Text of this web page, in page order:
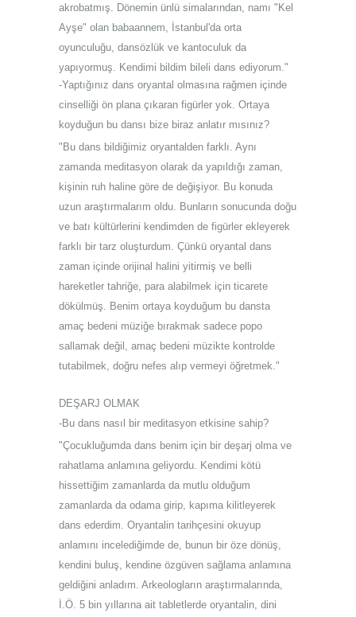
akrobatmış. Dönemin ünlü simalarından, namı "Kel
Ayşe" olan babaannem, İstanbul'da orta
oyunculuğu, dansözlük ve kantoculuk da
yapıyormuş. Kendimi bildim bileli dans ediyorum."
-Yaptığınız dans oryantal olmasına rağmen içinde
cinselliği ön plana çıkaran figürler yok. Ortaya
koyduğun bu dansı bize biraz anlatır mısınız?
"Bu dans bildiğimiz oryantalden farklı. Aynı
zamanda meditasyon olarak da yapıldığı zaman,
kişinin ruh haline göre de değişiyor. Bu konuda
uzun araştırmalarım oldu. Bunların sonucunda doğu
ve batı kültürlerini kendimden de figürler ekleyerek
farklı bir tarz oluşturdum. Çünkü oryantal dans
zaman içinde orijinal halini yitirmiş ve belli
hareketler tahriğe, para alabilmek için ticarete
dökülmüş. Benim ortaya koyduğum bu dansta
amaç bedeni müziğe bırakmak sadece popo
sallamak değil, amaç bedeni müzikte kontrolde
tutabilmek, doğru nefes alıp vermeyi öğretmek."
DEŞARJ OLMAK
-Bu dans nasıl bir meditasyon etkisine sahip?
"Çocukluğumda dans benim için bir deşarj olma ve
rahatlama anlamına geliyordu. Kendimi kötü
hissettiğim zamanlarda da mutlu olduğum
zamanlarda da odama girip, kapıma kilitleyerek
dans ederdim. Oryantalin tarihçesini okuyup
anlamını incelediğimde de, bunun bir öze dönüş,
kendini buluş, kendine özgüven sağlama anlamına
geldiğini anladım. Arkeologların araştırmalarında,
İ.Ö. 5 bin yıllarına ait tabletlerde oryantalin, dini